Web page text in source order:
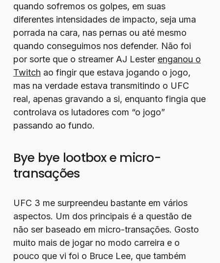
quando sofremos os golpes, em suas
diferentes intensidades de impacto, seja uma
porrada na cara, nas pernas ou até mesmo
quando conseguimos nos defender. Não foi
por sorte que o streamer AJ Lester enganou o
Twitch ao fingir que estava jogando o jogo,
mas na verdade estava transmitindo o UFC
real, apenas gravando a si, enquanto fingia que
controlava os lutadores com “o jogo”
passando ao fundo.
Bye bye lootbox e micro-
transações
UFC 3 me surpreendeu bastante em vários
aspectos. Um dos principais é a questão de
não ser baseado em micro-transações. Gosto
muito mais de jogar no modo carreira e o
pouco que vi foi o Bruce Lee, que também